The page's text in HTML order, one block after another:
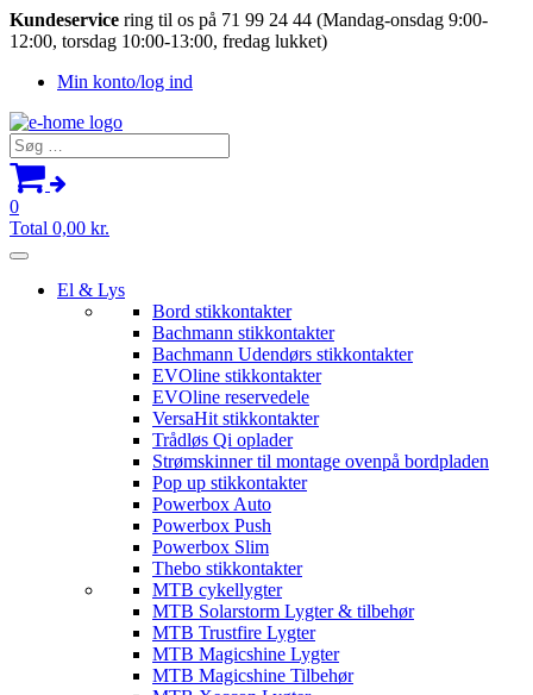
Kundeservice ring til os på 71 99 24 44 (Mandag-onsdag 9:00-
12:00, torsdag 10:00-13:00, fredag lukket)
Min konto/log ind
Søg
efter:
0
Total 0,00 kr.
El & Lys
Bord stikkontakter
Bachmann stikkontakter
Bachmann Udendørs stikkontakter
EVOline stikkontakter
EVOline reservedele
VersaHit stikkontakter
Trådløs Qi oplader
Strømskinner til montage ovenpå bordpladen
Pop up stikkontakter
Powerbox Auto
Powerbox Push
Powerbox Slim
Thebo stikkontakter
MTB cykellygter
MTB Solarstorm Lygter & tilbehør
MTB Trustfire Lygter
MTB Magicshine Lygter
MTB Magicshine Tilbehør